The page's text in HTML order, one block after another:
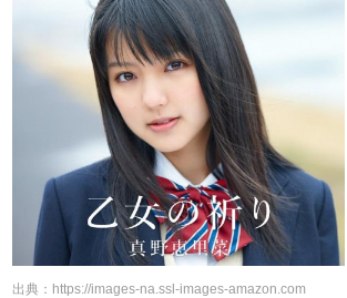
出典： https://images-na.ssl-images-amazon.com